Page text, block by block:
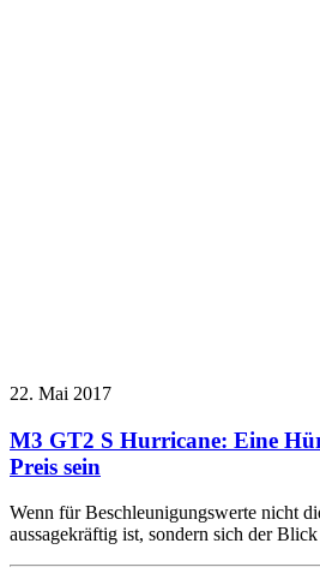
22. Mai 2017
M3 GT2 S Hurricane: Eine
Preis sein
Wenn für Beschleunigungswerte nicht
aussagekräftig ist, sondern sich der